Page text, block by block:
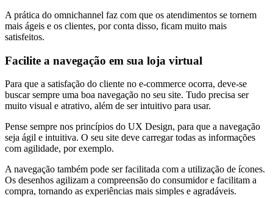
A prática do omnichannel faz com que os atendimentos se tornem
mais ágeis e os clientes, por conta disso, ficam muito mais
satisfeitos.
Facilite a navegação em sua loja virtual
Para que a satisfação do cliente no e-commerce ocorra, deve-se
buscar sempre uma boa navegação no seu site. Tudo precisa ser
muito visual e atrativo, além de ser intuitivo para usar.
Pense sempre nos princípios do UX Design, para que a navegação
seja ágil e intuitiva. O seu site deve carregar todas as informações
com agilidade, por exemplo.
A navegação também pode ser facilitada com a utilização de ícones.
Os desenhos agilizam a compreensão do consumidor e facilitam a
compra, tornando as experiências mais simples e agradáveis.